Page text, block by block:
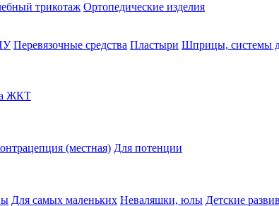
трикотаж Ортопедические изделия
Перевязочные средства Пластыри Шприцы, системы
ЖКТ
(местная) Для потенции
Для самых маленьких Неваляшки, юлы Детские